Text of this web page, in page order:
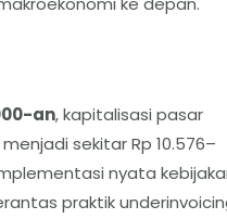
an, kapitalisasi pasar
sekitar Rp 10.576–
nyata
praktik